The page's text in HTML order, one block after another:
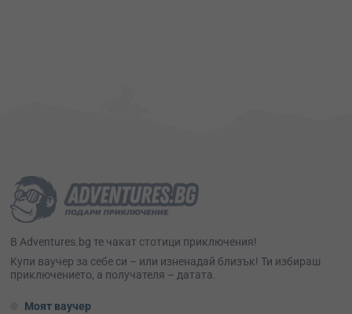
В Adventures.bg те чакат стотици приключения!
Kупи ваучер за себе си – или изненадай близък! Ти избираш
приключението, а получателя – датата.
Моят ваучер